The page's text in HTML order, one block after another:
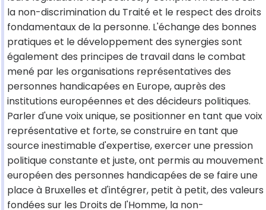
la non-discrimination du Traité et le respect des droits
fondamentaux de la personne. L'échange des bonnes
pratiques et le développement des synergies sont
également des principes de travail dans le combat
mené par les organisations représentatives des
personnes handicapées en Europe, auprès des
institutions européennes et des décideurs politiques.
Parler d'une voix unique, se positionner en tant que voix
représentative et forte, se construire en tant que
source inestimable d'expertise, exercer une pression
politique constante et juste, ont permis au mouvement
européen des personnes handicapées de se faire une
place à Bruxelles et d'intégrer, petit à petit, des valeurs
fondées sur les Droits de l'Homme, la non-